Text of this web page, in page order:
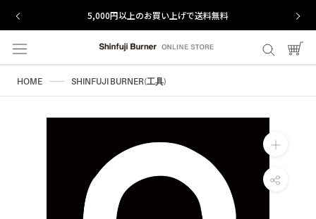
し
コ
5,000円以上のお買い上げで送料無料
HOME SHINFUJI BURNER(工具)